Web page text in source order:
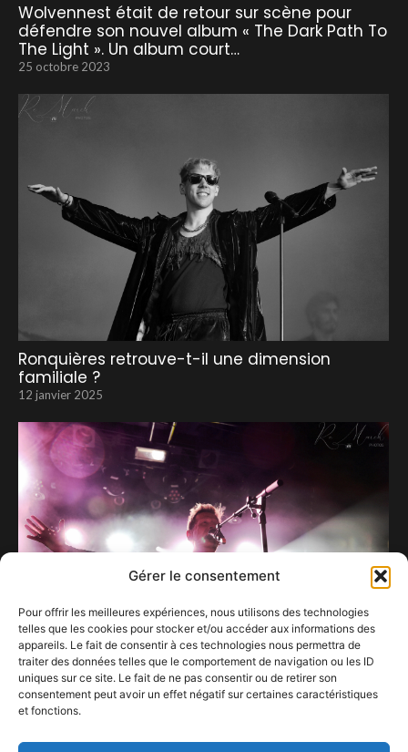
Gérer le consentement
Pour offrir les meilleures expériences, nous utilisons des technologies
telles que les cookies pour stocker et/ou accéder aux informations des
appareils. Le fait de consentir à ces technologies nous permettra de
traiter des données telles que le comportement de navigation ou les ID
uniques sur ce site. Le fait de ne pas consentir ou de retirer son
consentement peut avoir un effet négatif sur certaines caractéristiques
et fonctions.
Wolvennest était de retour sur scène pour
défendre son nouvel album « The Dark Path To
The Light ». Un album court…
25 octobre 2023
Ronquières retrouve-t-il une dimension
familiale ?
12 janvier 2025
Le dernier né d’Ozark Henry est une pierre
précieuse à inspecter sous toutes ses
2 mars 2026